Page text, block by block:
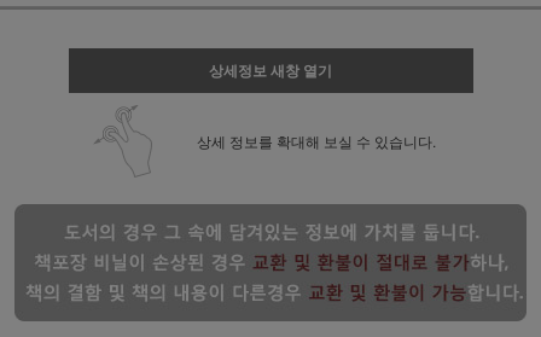
상세정보 새창 열기
상세 정보를 확대해 보실 수 있습니다.